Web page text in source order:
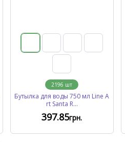
2196 шт
Бутылка для воды 750 мл Line A
rt Santa R...
397.85грн.